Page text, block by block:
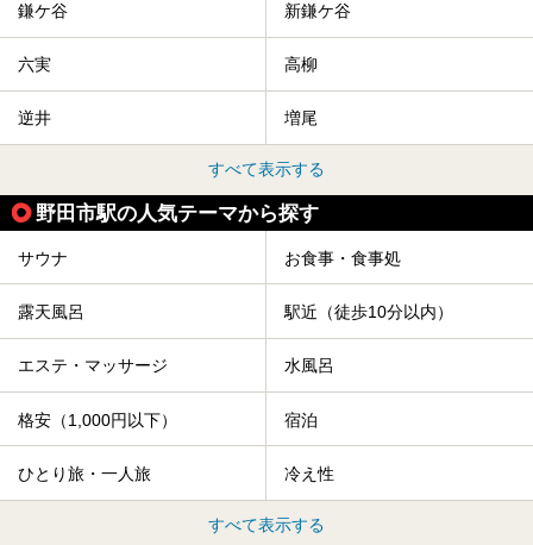
鎌ケ谷 新鎌ケ谷
六実 高柳
逆井 増尾
すべて表示する
野田市駅の人気テーマから探す
サウナ お食事・食事処
露天風呂 駅近（徒歩10分以内）
エステ・マッサージ 水風呂
格安（1,000円以下） 宿泊
ひとり旅・一人旅 冷え性
すべて表示する